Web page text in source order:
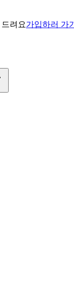
드려요가입하러 가기